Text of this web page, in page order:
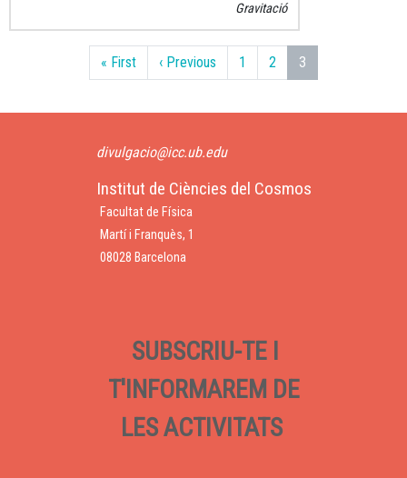
Gravitació
« FirstPrimera pàgina
‹ Previous Pàgina anterior
1 2 3
divulgacio@icc.ub.edu
Institut de Ciències del Cosmos
Facultat de Física
Martí i Franquès, 1
08028 Barcelona
SUBSCRIU-TE I
T'INFORMAREM DE
LES ACTIVITATS